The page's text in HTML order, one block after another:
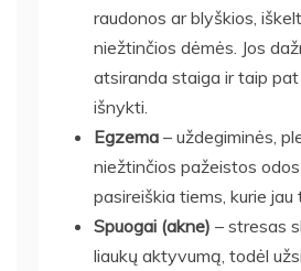
raudonos ar blyškios,
niežtinčios dėmės. Jos
atsiranda staiga ir taip
išnykti.
Egzema – uždegiminės,
niežtinčios pažeistos
pasireiškia tiems, kurie
Spuogai (akne) – stresas
liaukų aktyvumą, todėl